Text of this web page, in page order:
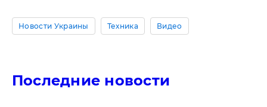
Новости Украины Техника Видео
Последние новости